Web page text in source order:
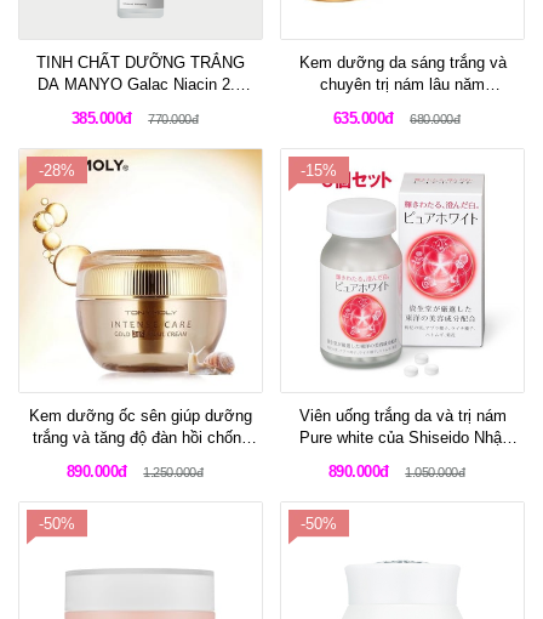
TINH CHẤT DƯỠNG TRẮNG
DA MANYO Galac Niacin 2.0
385.000đ 770.000đ
Kem dưỡng da sáng trắng và
chuyên trị nám lâu năm
635.000đ 680.000đ
-28%
Kem dưỡng ốc sên giúp dưỡng
trắng và tăng độ đàn hồi chống
Gold 24K Snail Cream 45ml
890.000đ 1.250.000đ
-15%
Viên uống trắng da và trị nám
Pure white của Shiseido Nhật
890.000đ 1.050.000đ
-50% -50%